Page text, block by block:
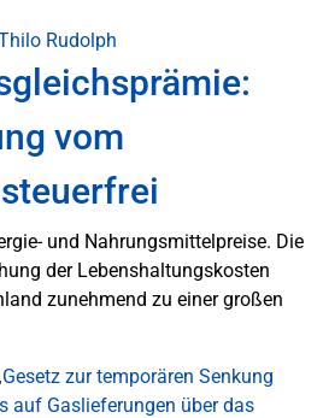
Rudolph
vom
und Nahrungsmittelpreise. Die
der Lebenshaltungskosten
zunehmend zu einer großen
Gesetz zur temporären Senkung
auf Gaslieferungen über das